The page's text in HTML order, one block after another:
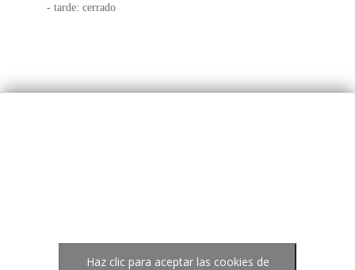
- tarde: cerrado
Haz clic para aceptar las cookies de